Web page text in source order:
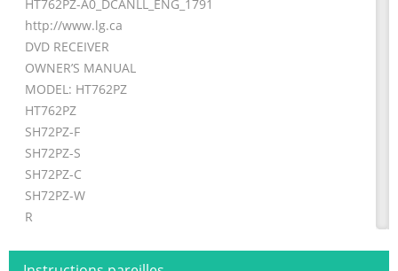
HT762PZ-A0_DCANLL_ENG_1791
http://www.lg.ca
DVD RECEIVER
OWNER’S MANUAL
MODEL: HT762PZ
HT762PZ
SH72PZ-F
SH72PZ-S
SH72PZ-C
SH72PZ-W
R